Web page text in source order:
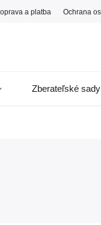
a platba Ochrana
Zberateľské